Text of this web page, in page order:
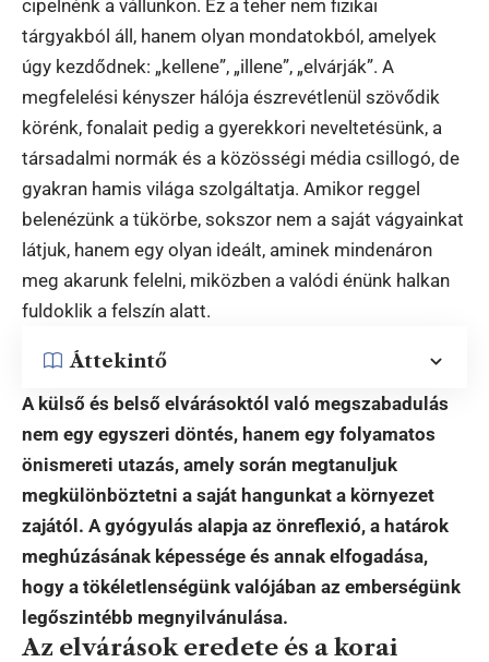
cipelnénk a vállunkon. Ez a teher nem fizikai
tárgyakból áll, hanem olyan mondatokból, amelyek
úgy kezdődnek: „kellene”, „illene”, „elvárják”. A
megfelelési kényszer hálója észrevétlenül szövődik
körénk, fonalait pedig a gyerekkori neveltetésünk, a
társadalmi normák és a közösségi média csillogó, de
gyakran hamis világa szolgáltatja. Amikor reggel
belenézünk a tükörbe, sokszor nem a saját vágyainkat
látjuk, hanem egy olyan ideált, aminek mindenáron
meg akarunk felelni, miközben a valódi énünk halkan
fuldoklik a felszín alatt.
Áttekintő
A külső és belső elvárásoktól való megszabadulás
nem egy egyszeri döntés, hanem egy folyamatos
önismereti utazás, amely során megtanuljuk
megkülönböztetni a saját hangunkat a környezet
zajától. A gyógyulás alapja az önreflexió, a határok
meghúzásának képessége és annak elfogadása,
hogy a tökéletlenségünk valójában az emberségünk
legőszintébb megnyilvánulása.
Az elvárások eredete és a korai